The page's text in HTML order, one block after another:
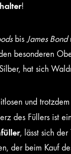
!
bisJames Bond
besonderen
hat sich
und
des Füllers ist
, lässt sich
der beim Kauf